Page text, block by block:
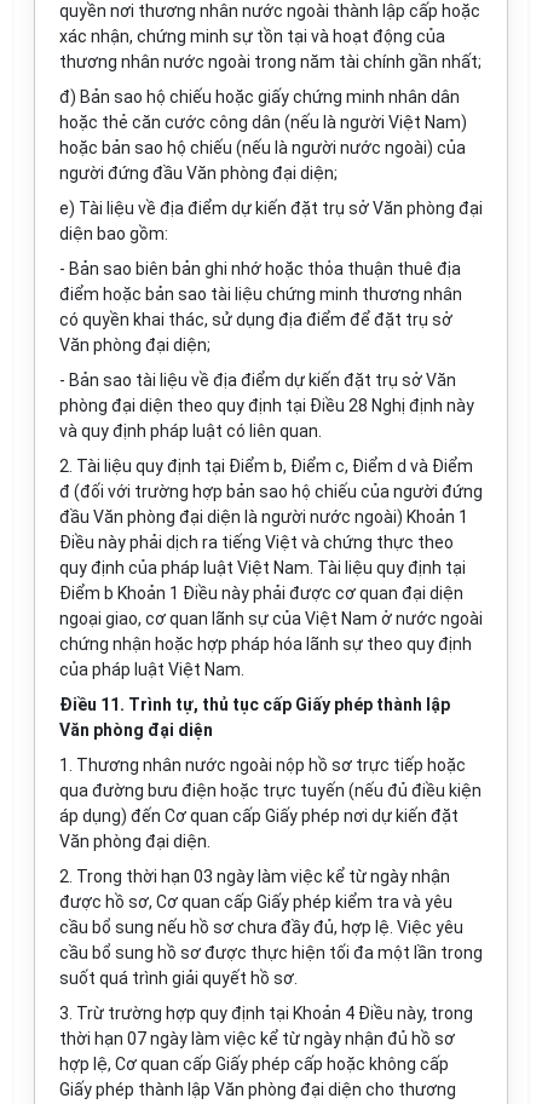
quyền nơi thương nhân nước ngoài thành lập cấp hoặc
xác nhận, chứng minh sự tồn tại và hoạt động của
thương nhân nước ngoài trong năm tài chính gần nhất;
đ) Bản sao hộ chiếu hoặc giấy chứng minh nhân dân
hoặc thẻ căn cước công dân (nếu là người Việt Nam)
hoặc bản sao hộ chiếu (nếu là người nước ngoài) của
người đứng đầu Văn phòng đại diện;
e) Tài liệu về địa điểm dự kiến đặt trụ sở Văn phòng đại
diện bao gồm:
- Bản sao biên bản ghi nhớ hoặc thỏa thuận thuê địa
điểm hoặc bản sao tài liệu chứng minh thương nhân
có quyền khai thác, sử dụng địa điểm để đặt trụ sở
Văn phòng đại diện;
- Bản sao tài liệu về địa điểm dự kiến đặt trụ sở Văn
phòng đại diện theo quy định tại Điều 28 Nghị định này
và quy định pháp luật có liên quan.
2. Tài liệu quy định tại Điểm b, Điểm c, Điểm d và Điểm
đ (đối với trường hợp bản sao hộ chiếu của người đứng
đầu Văn phòng đại diện là người nước ngoài) Khoản 1
Điều này phải dịch ra tiếng Việt và chứng thực theo
quy định của pháp luật Việt Nam. Tài liệu quy định tại
Điểm b Khoản 1 Điều này phải được cơ quan đại diện
ngoại giao, cơ quan lãnh sự của Việt Nam ở nước ngoài
chứng nhận hoặc hợp pháp hóa lãnh sự theo quy định
của pháp luật Việt Nam.
Điều 11. Trình tự, thủ tục cấp Giấy phép thành lập
Văn phòng đại diện
1. Thương nhân nước ngoài nộp hồ sơ trực tiếp hoặc
qua đường bưu điện hoặc trực tuyến (nếu đủ điều kiện
áp dụng) đến Cơ quan cấp Giấy phép nơi dự kiến đặt
Văn phòng đại diện.
2. Trong thời hạn 03 ngày làm việc kể từ ngày nhận
được hồ sơ, Cơ quan cấp Giấy phép kiểm tra và yêu
cầu bổ sung nếu hồ sơ chưa đầy đủ, hợp lệ. Việc yêu
cầu bổ sung hồ sơ được thực hiện tối đa một lần trong
suốt quá trình giải quyết hồ sơ.
3. Trừ trường hợp quy định tại Khoản 4 Điều này, trong
thời hạn 07 ngày làm việc kể từ ngày nhận đủ hồ sơ
hợp lệ, Cơ quan cấp Giấy phép cấp hoặc không cấp
Giấy phép thành lập Văn phòng đại diện cho thương